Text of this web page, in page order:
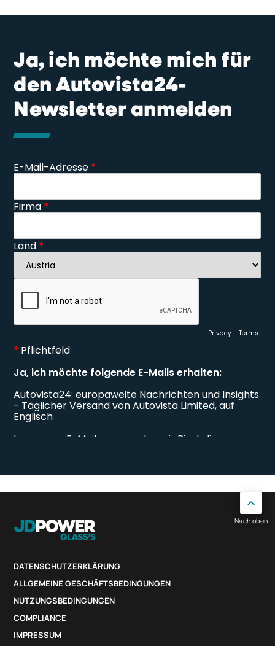
Ja, ich möchte mich für
den Autovista24-
Newsletter anmelden
DATENSCHUTZERKLÄRUNG
ALLGEMEINE GESCHÄFTSBEDINGUNGEN
NUTZUNGSBEDINGUNGEN
COMPLIANCE
IMPRESSUM
Nach oben